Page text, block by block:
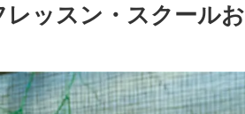
ッスン・スクール